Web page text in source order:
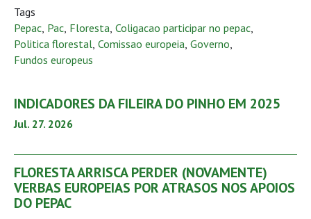
Tags
Pepac, Pac, Floresta, Coligacao participar no pepac,
Politica florestal, Comissao europeia, Governo,
Fundos europeus
INDICADORES DA FILEIRA DO PINHO EM 2025
Jul. 27. 2026
FLORESTA ARRISCA PERDER (NOVAMENTE)
VERBAS EUROPEIAS POR ATRASOS NOS APOIOS
DO PEPAC